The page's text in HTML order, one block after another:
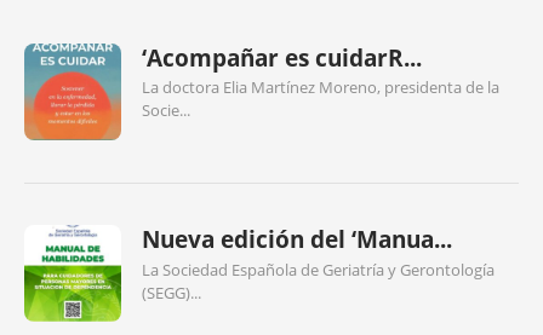
‘Acompañar es cuidarR...
La doctora Elia Martínez Moreno, presidenta de la
Socie...
Nueva edición del ‘Manua...
La Sociedad Española de Geriatría y Gerontología
(SEGG)...